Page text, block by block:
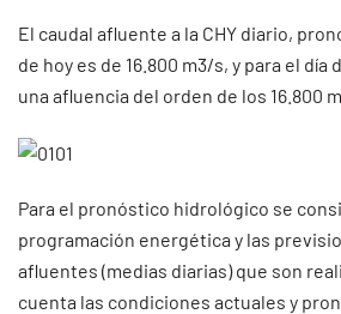
El caudal afluente a la CHY diario,
de hoy es de 16.800 m3/s, y para el día
una afluencia del orden de los 16.800
Para el pronóstico hidrológico se
programación energética y las
afluentes (medias diarias) que son
cuenta las condiciones actuales y